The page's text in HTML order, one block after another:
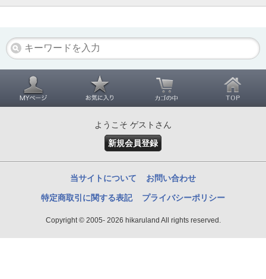
ようこそ ゲストさん
新規会員登録
当サイトについて お問い合わせ
特定商取引に関する表記 プライバシーポリシー
Copyright © 2005- 2026 hikaruland All rights reserved.